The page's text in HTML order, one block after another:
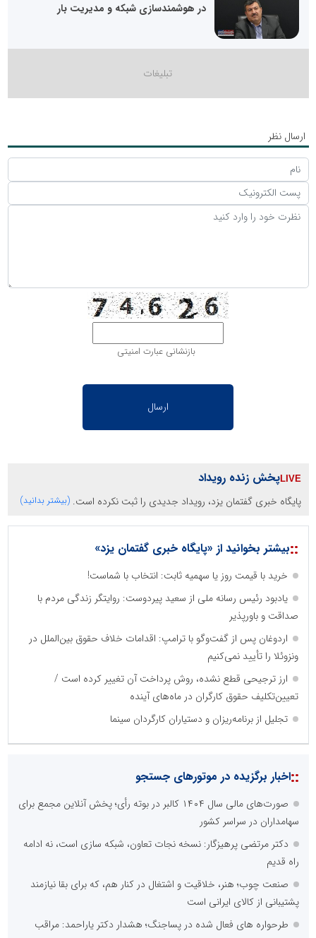
در هوشمندسازی شبکه و مدیریت بار
ارسال نظر
بازنشانی عبارت امنیتی
پخش زنده رویداد
پایگاه خبری گفتمان یزد، رویداد جدیدی را ثبت نکرده است. (بیشتر بدانید)
::بیشتر بخوانید از «پایگاه خبری گفتمان یزد»
خرید با قیمت روز یا سهمیه ثابت: انتخاب با شماست!
یادبود رئیس رسانه ملی از سعید پیردوست: روایتگر زندگی مردم با
صداقت و باورپذیر
اردوغان پس از گفت‌وگو با ترامپ: اقدامات خلاف حقوق بین‌الملل در
ونزوئلا را تأیید نمی‌کنیم
ارز ترجیحی قطع نشده، روش پرداخت آن تغییر کرده است /
تعیین‌تکلیف حقوق کارگران در ماه‌های آینده
تجلیل از برنامه‌ریزان و دستیاران کارگردان سینما
::اخبار برگزیده در موتورهای جستجو
صورت‌های مالی سال ۱۴۰۴ کالبر در بوته رأی؛ پخش آنلاین مجمع برای
سهامداران در سراسر کشور
دکتر مرتضی پرهیزگار: نسخه نجات تعاون، شبکه سازی است، نه ادامه
راه قدیم
صنعت چوب؛ هنر، خلاقیت و اشتغال در کنار هم، که برای بقا نیازمند
پشتیبانی از کالای ایرانی است
طرحواره های فعال شده در پساجنگ؛ هشدار دکتر یاراحمد: مراقب